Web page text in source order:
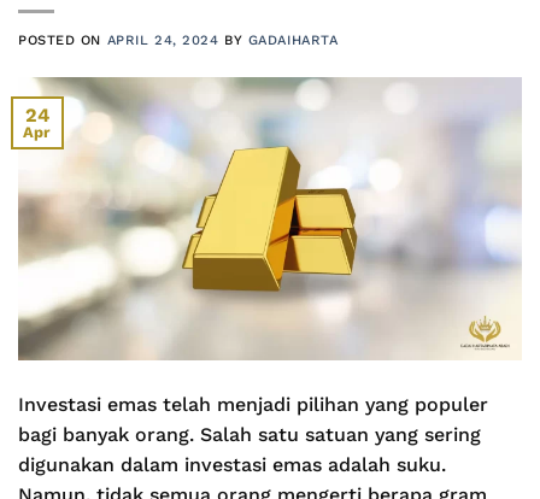
POSTED ON APRIL 24, 2024 BY GADAIHARTA
24
Apr
Investasi emas telah menjadi pilihan yang populer
bagi banyak orang. Salah satu satuan yang sering
digunakan dalam investasi emas adalah suku.